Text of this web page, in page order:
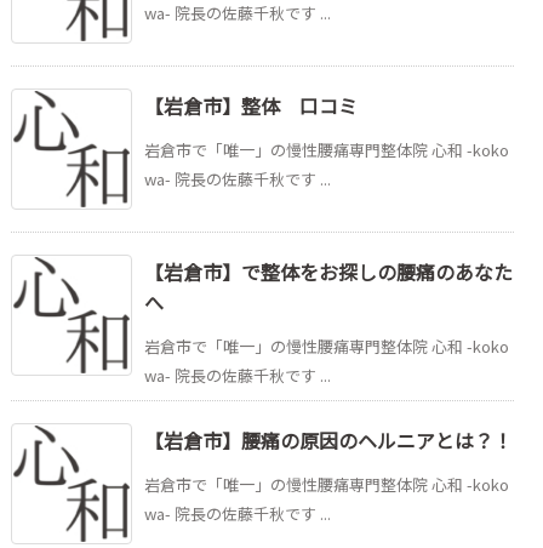
wa- 院長の佐藤千秋です ...
【岩倉市】整体 口コミ
岩倉市で「唯一」の慢性腰痛専門整体院 心和 -koko
wa- 院長の佐藤千秋です ...
【岩倉市】で整体をお探しの腰痛のあなた
へ
岩倉市で「唯一」の慢性腰痛専門整体院 心和 -koko
wa- 院長の佐藤千秋です ...
【岩倉市】腰痛の原因のヘルニアとは？！
岩倉市で「唯一」の慢性腰痛専門整体院 心和 -koko
wa- 院長の佐藤千秋です ...